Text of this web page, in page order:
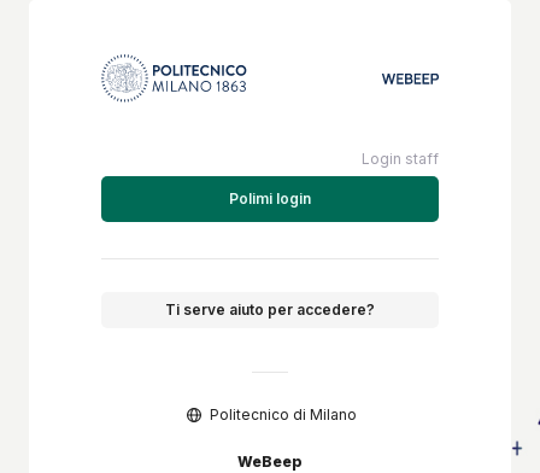
Login staff
Polimi login
Ti serve aiuto per accedere?
Politecnico di Milano
WeBeep